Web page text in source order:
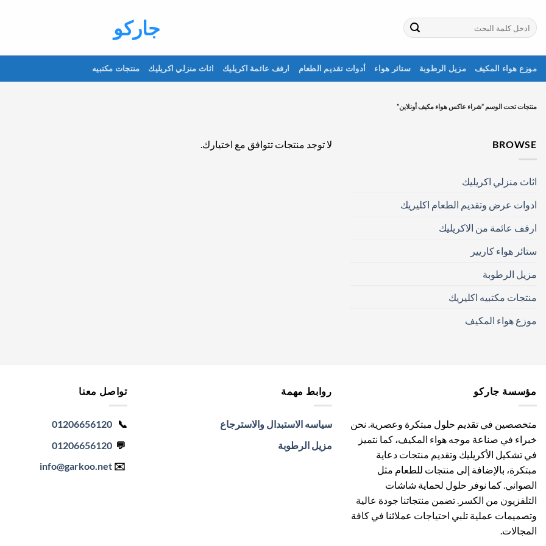
للمحتوى
جاركو
البحث
عن:
موزع هواء المكيف مزيل الرطوبة ستائر هواء أدوات تقديم الطعام ارفف عائمة اكريليك اثاث منزلي اكريليك منتجات مكتبيه
منتجات تحت الوسم “شراء عاكس هواء مكيف أونلاين”
BROWSE
اثاث منزلي اكريليك
ادوات عرض وتقديم الطعام اكليريك
ارفف عائمة من الاكريليك
ستائر هواء كاريير
مزيل الرطوبة
منتجات مكتبيه اكليريك
موزع هواء المكيف
لا توجد منتجات تتوافق مع اختيارك.
مؤسسة جاركو
متخصصين في تقديم حلول مبتكرة وعصرية. نحن
خبراء في صناعة موجه هواء المكيف، كما نتميز
في تشكيل الأكريليك وتقديم منتجات دعاية
مبتكرة، بالإضافة إلى منتجات للطعام مثل
الصواني. كما نوفر حلول لحماية شاشات
التلفزيون من الكسر. تضمن منتجاتنا جودة عالية
وتصميمات عملية تلبي احتياجات عملائنا في كافة
المجالات.
روابط مهمة
سياسه الاستبدال والاسترجاع
مزيل الرطوبة
تواصل معنا
📞
01206656120
💬
01206656120
✉️
info@garkoo.net